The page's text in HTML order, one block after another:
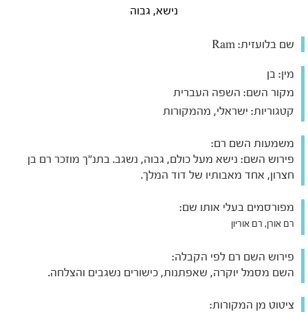
נישא, גבוה
שם בלועזית:
מין: בן
מקור השם: השפה העברית
קטגוריות: ישראלי, מהמקורות
משמעות השם רם:
פירוש השם: נישא מעל כולם, גבוה, נשגב. בתנ"ך מוזכר רם בן
חצרון, אחד מאבותיו של דוד המלך.
מפורסמים בעלי אותו שם:
רם אורן, רם אוריון
פירוש השם רם לפי הקבלה:
השם מסמל יוקרה, שאפתנות, כישורים נשגבים והצלחה.
ציטוט מן המקורות: